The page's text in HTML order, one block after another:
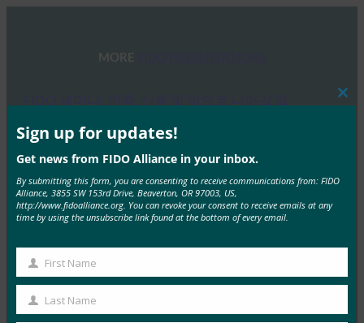
MORE
FIDO Presentations
6월 13, 2025
개요 FIDO 얼라이언스와 호스트 스폰서인 탈레스는 최
근 인증, 신원 및 앞으로 나아갈 길에 대한 하루…
FIDO 얼라이언스 멜버른 세미나 2025
FIDO Presentations
2월 21, 2025
Sign up for updates!
Get news from FIDO Alliance in your inbox.
By submitting this form, you are consenting to receive communications from: FIDO
Alliance, 3855 SW 153rd Drive, Beaverton, OR 97003, US,
http://www.fidoalliance.org. You can revoke your consent to receive emails at any
time by using the unsubscribe link found at the bottom of every email.
First
Name
First Name
Last
Last Name